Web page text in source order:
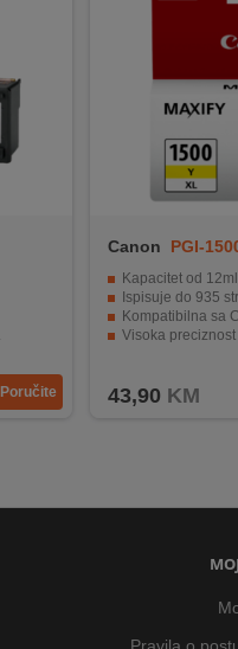
Poručite
Canon PGI-
Kapacitet od
Ispisuje do 935
Kompatibilna sa Canon
Visoka
43,90 KM